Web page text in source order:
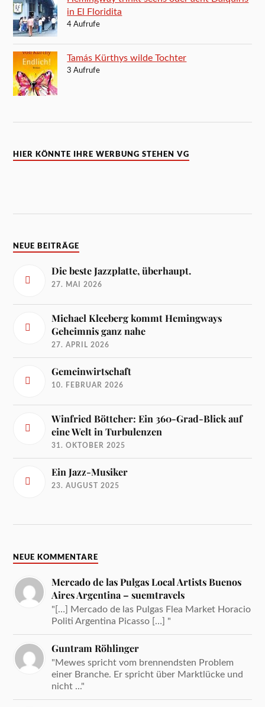
in El Floridita
4 Aufrufe
Tamás Kürthys wilde Tochter
3 Aufrufe
HIER KÖNNTE IHRE WERBUNG STEHEN VG
NEUE BEITRÄGE
Die beste Jazzplatte, überhaupt.
27. MAI 2026
Michael Kleeberg kommt Hemingways
Geheimnis ganz nahe
27. APRIL 2026
Gemeinwirtschaft
10. FEBRUAR 2026
Winfried Böttcher: Ein 360-Grad-Blick auf
eine Welt in Turbulenzen
31. OKTOBER 2025
Ein Jazz-Musiker
23. AUGUST 2025
NEUE KOMMENTARE
Mercado de las Pulgas Local Artists Buenos
Aires Argentina – suemtravels
"[…] Mercado de las Pulgas Flea Market Horacio
Politi Argentina Picasso […] "
Guntram Röhlinger
"Mewes spricht vom brennendsten Problem
einer Branche. Er spricht über Marktlücke und
nicht ..."